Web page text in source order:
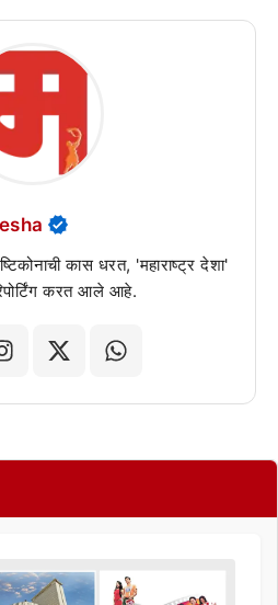
कास धरत, 'महाराष्ट्र देशा'
करत आले आहे.